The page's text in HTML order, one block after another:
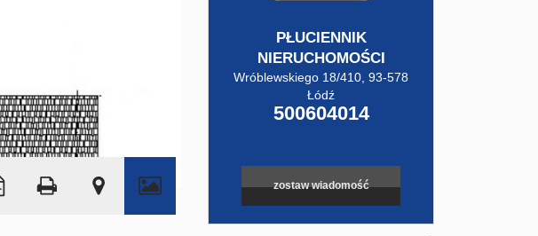
©OpenStreetMap contributors
PŁUCIENNIK
NIERUCHOMOŚCI
Wróblewskiego 18/410, 93-578
Łódź
500604014
zostaw wiadomość